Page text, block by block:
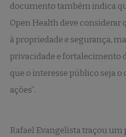
documento também indica
Open Health deve considerar
à propriedade e segurança,
privacidade e fortalecimento
que o interesse público seja o
ações”.
Rafael Evangelista traçou um